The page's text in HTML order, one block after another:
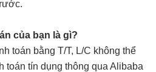
của bạn là gì?
toán bằng T/T, L/C không thể
toán tín dụng thông qua Alibaba